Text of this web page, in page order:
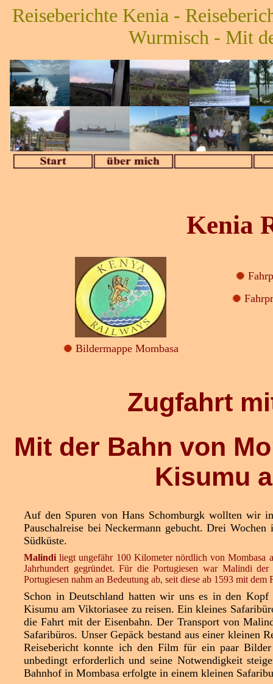
Reiseberichte Kenia -
Wurmisch - Mit
Kenia
Bildermappe Mombasa
Zugfahrt
Mit der Bahn von
Kisumu
Auf den Spuren von Hans Schomburgk wollten wir
Pauschalreise bei Neckermann gebucht. Drei
Südküste.
Malindi liegt ungefähr 100 Kilometer nördlich von Mombasa
Jahrhundert gegründet. Für die Portugiesen war Malindi
Portugiesen nahm an Bedeutung ab, seit diese ab 1593 mit
Schon in Deutschland hatten wir uns es in den
Kisumu am Viktoriasee zu reisen. Ein kleines
die Fahrt mit der Eisenbahn. Der Transport von
Safaribüros. Unser Gepäck bestand aus einer kleinen
Reisebericht konnte ich den Film für ein paar
unbedingt erforderlich und seine Notwendigkeit
Bahnhof in Mombasa erfolgte in einem kleinen